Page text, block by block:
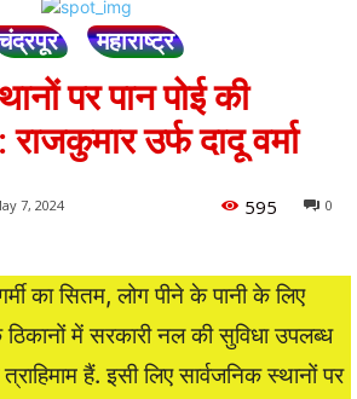
महाराष्ट्र
पर पान पोई की
उर्फ दादू वर्मा
7, 2024 0
595
का सितम, लोग पीने के पानी के लिए
में सरकारी नल की सुविधा उपलब्ध
हैं. इसी लिए सार्वजनिक स्थानों पर